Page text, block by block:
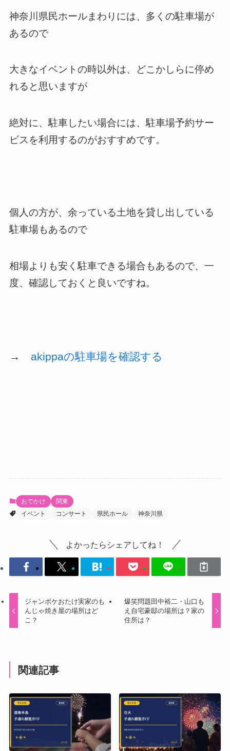
神奈川県民ホールまわりには、多くの駐車場が
あるので
大きなイベントの時以外は、どこかしらに停め
れると思いますが
絶対に、駐車したい場合には、駐車場予約サー
ビスを利用するのがおすすめです。
個人の方が、余っている土地を貸し出している
駐車場もあるので
相場よりも安く駐車できる場合もあるので、一
度、確認しておくと良いですね。
→ akippaの駐車場を確認する
おでかけ
関東
イベント
コンサート 県民ホール 神奈川県
よかったらシェアしてね！
ジャンポケおたけ実家のも
んじゃ焼き屋の場所はど
こ？
爆笑問題田中裕二・山口も
え自宅豪邸の場所は？家の
住所は？
関連記事